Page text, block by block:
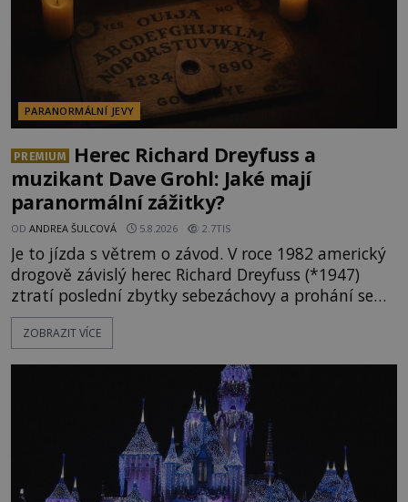
PARANORMÁLNÍ JEVY
PREMIUM
Herec Richard Dreyfuss a
muzikant Dave Grohl: Jaké mají
paranormální zážitky?
OD ANDREA ŠULCOVÁ 5.8.2026 2.7TIS
Je to jízda s větrem o závod. V roce 1982 americký
drogově závislý herec Richard Dreyfuss (*1947)
ztratí poslední zbytky sebezáchovy a prohání se
po silnicích ve svém mercedesu jako utržený ze
řetězu. Vše vyvrcholí katastrofou, když to Dreyfuss
následně nalezne schovaný kokain. Tímto
momentem se slavnému
ZOBRAZIT VÍCE